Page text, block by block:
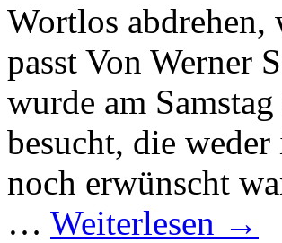
Wortlos abdrehen,
passt Von Werner
wurde am
besucht, die
noch erwünscht
… Weiterlesen →